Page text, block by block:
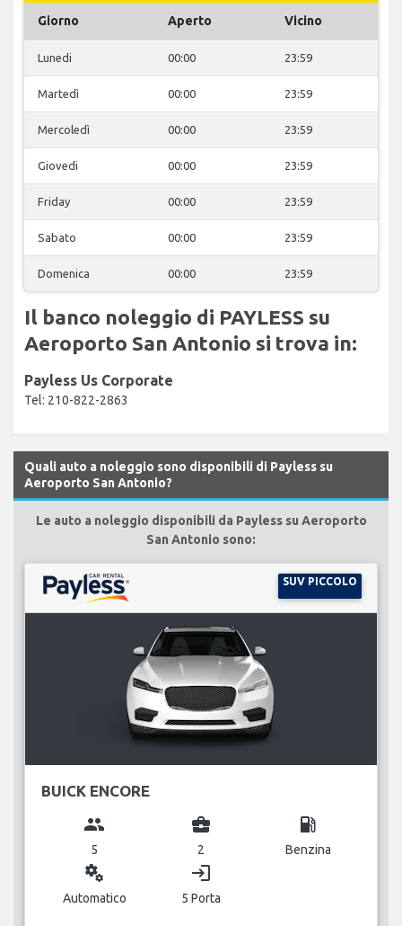
Giorno Aperto Vicino
Lunedi 00:00 23:59
Martedì 00:00 23:59
Mercoledì 00:00 23:59
Giovedi 00:00 23:59
Friday 00:00 23:59
Sabato 00:00 23:59
Domenica 00:00 23:59
Il banco noleggio di PAYLESS su
Aeroporto San Antonio si trova in:
Payless Us Corporate
Tel: 210-822-2863
Quali auto a noleggio sono disponibili di Payless su
Aeroporto San Antonio?
Le auto a noleggio disponibili da Payless su Aeroporto
San Antonio sono:
SUV PICCOLO
BUICK ENCORE
group
5
business_center
2
local_gas_station
Benzina
miscellaneous_services
Automatico
login
5 Porta